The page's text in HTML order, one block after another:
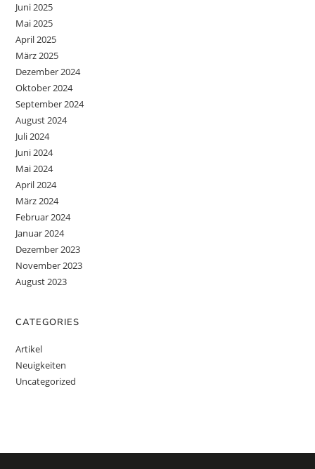
Juni 2025
Mai 2025
April 2025
März 2025
Dezember 2024
Oktober 2024
September 2024
August 2024
Juli 2024
Juni 2024
Mai 2024
April 2024
März 2024
Februar 2024
Januar 2024
Dezember 2023
November 2023
August 2023
CATEGORIES
Artikel
Neuigkeiten
Uncategorized